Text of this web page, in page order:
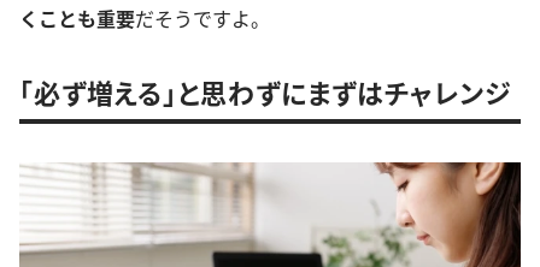
くことも重要だそうですよ。
「必ず増える」と思わずにまずはチャレンジ